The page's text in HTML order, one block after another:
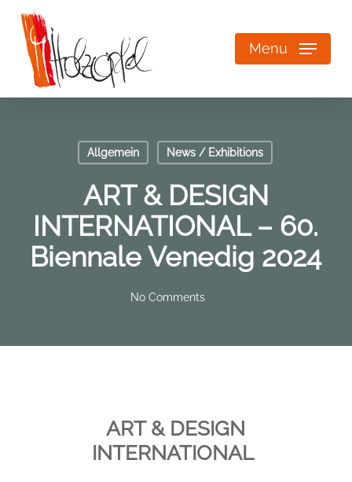
main
content
Menu
Allgemein News / Exhibitions
ART & DESIGN
INTERNATIONAL – 60.
Biennale Venedig 2024
No Comments
ART & DESIGN
INTERNATIONAL